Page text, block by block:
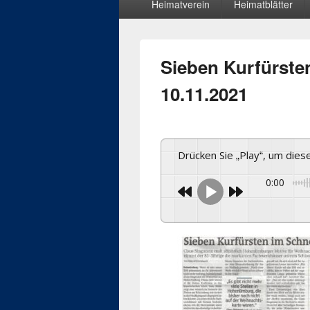
Heimatverein Heimatblätter
Sieben
10.11.2021
Drücken Sie „Play“, um
0:00